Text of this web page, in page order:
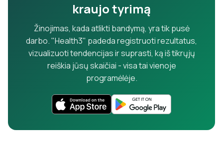
kraujo tyrimą
Žinojimas, kada atlikti bandymą, yra tik pusė
darbo. "Health3" padeda registruoti rezultatus,
vizualizuoti tendencijas ir suprasti, ką iš tikrųjų
reiškia jūsų skaičiai - visa tai vienoje
programėlėje.